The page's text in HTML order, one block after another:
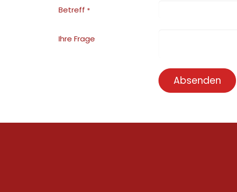
Betreff *
Ihre Frage
Absenden